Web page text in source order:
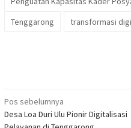
Tenggarong
transformasi
Navigasi
pos
Pos sebelumnya
Desa Loa Duri Ulu Pionir Digitalisasi